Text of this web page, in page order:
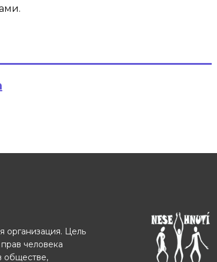
организация. Цель
человека
обществе,